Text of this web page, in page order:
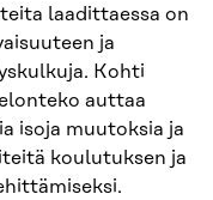
laadittaessa on
ja
Kohti
auttaa
isoja muutoksia ja
koulutuksen ja